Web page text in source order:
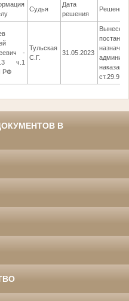
Судья
Дата
решения
Решение
-
ч.1
РФ
Тульская
С.Г.
31.05.2023
ст.29.9
В